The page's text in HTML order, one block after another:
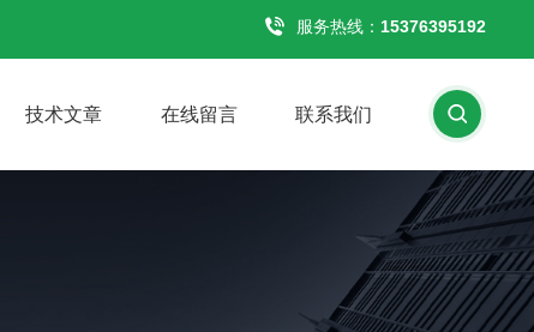
服务热线： 15376395192
技术文章 在线留言 联系我们